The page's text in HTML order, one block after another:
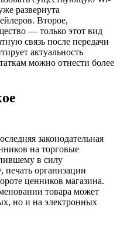
развернута
Второе,
— только этот вид
связь после передачи
актуальность
можно отнести более
законодательная
на торговые
в силу
организации
ценников магазина.
товара может
но и на электронных